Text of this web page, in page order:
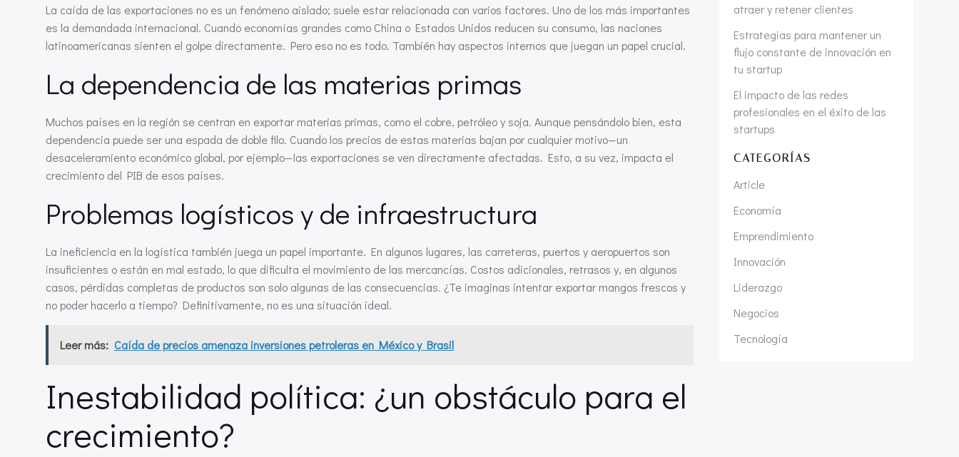
La caída de las exportaciones no es un fenómeno aislado; suele estar relacionada con varios factores. Uno de los más importantes
es la demandada internacional. Cuando economías grandes como China o Estados Unidos reducen su consumo, las naciones
latinoamericanas sienten el golpe directamente. Pero eso no es todo. También hay aspectos internos que juegan un papel crucial.
La dependencia de las materias primas
Muchos países en la región se centran en exportar materias primas, como el cobre, petróleo y soja. Aunque pensándolo bien, esta
dependencia puede ser una espada de doble filo. Cuando los precios de estas materias bajan por cualquier motivo—un
desaceleramiento económico global, por ejemplo—las exportaciones se ven directamente afectadas. Esto, a su vez, impacta el
crecimiento del PIB de esos países.
Problemas logísticos y de infraestructura
La ineficiencia en la logística también juega un papel importante. En algunos lugares, las carreteras, puertos y aeropuertos son
insuficientes o están en mal estado, lo que dificulta el movimiento de las mercancías. Costos adicionales, retrasos y, en algunos
casos, pérdidas completas de productos son solo algunas de las consecuencias. ¿Te imaginas intentar exportar mangos frescos y
no poder hacerlo a tiempo? Definitivamente, no es una situación ideal.
Leer más: Caída de precios amenaza inversiones petroleras en México y Brasil
Inestabilidad política: ¿un obstáculo para el
crecimiento?
atraer y retener clientes
Estrategias para mantener un
flujo constante de innovación en
tu startup
El impacto de las redes
profesionales en el éxito de las
startups
CATEGORÍAS
Article
Economía
Emprendimiento
Innovación
Liderazgo
Negocios
Tecnología